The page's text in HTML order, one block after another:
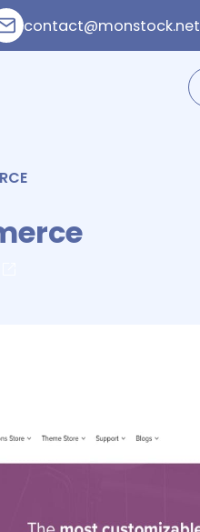
contact@monstock.net